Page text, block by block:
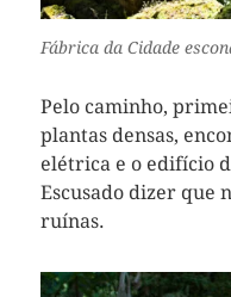
Fábrica da Cidade
Pelo caminho,
plantas densas,
elétrica e o edifício
Escusado dizer que
ruínas.